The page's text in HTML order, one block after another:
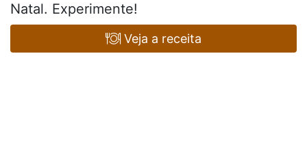
Natal. Experimente!
Veja a receita